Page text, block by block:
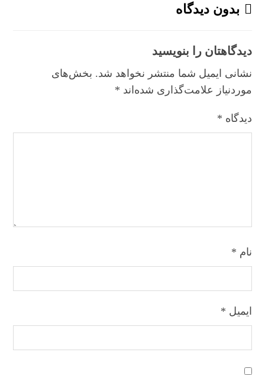
بدون دیدگاه
دیدگاهتان را بنویسید
نشانی ایمیل شما منتشر نخواهد شد. بخش‌های
موردنیاز علامت‌گذاری شده‌اند *
دیدگاه *
نام *
ایمیل *